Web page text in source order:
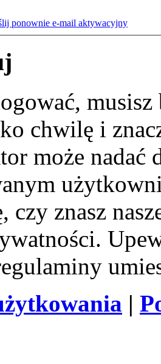
ponownie e-mail aktywacyjny
chwilę i
może nadać
czy znasz
|